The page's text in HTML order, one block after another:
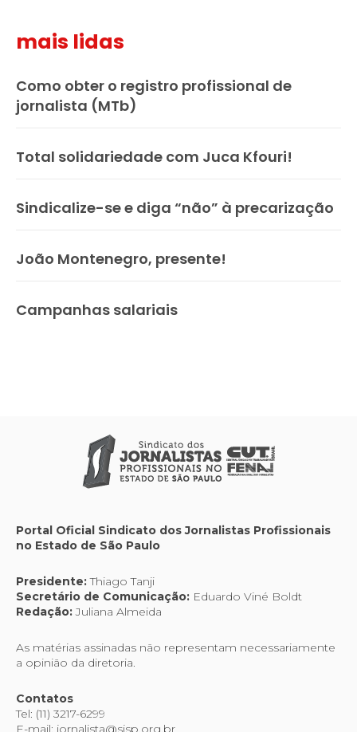
mais lidas
Como obter o registro profissional de
jornalista (MTb)
Total solidariedade com Juca Kfouri!
Sindicalize-se e diga “não” à precarização
João Montenegro, presente!
Campanhas salariais
Portal Oficial Sindicato dos Jornalistas Profissionais
no Estado de São Paulo
Presidente:Thiago Tanji
Secretário de Comunicação: Eduardo Viné Boldt
Redação:Juliana Almeida
As matérias assinadas não representam necessariamente
a opinião da diretoria.
Contatos
Tel: (11) 3217-6299
E-mail: jornalista@sjsp.org.br